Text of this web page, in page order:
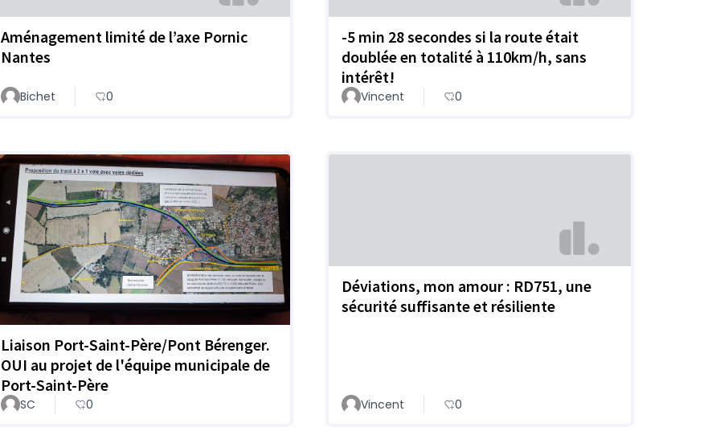
Aménagement limité de l’axe Pornic
Nantes
Bichet 0
-5 min 28 secondes si la route était
doublée en totalité à 110km/h, sans
intérêt!
Vincent 0
Liaison Port-Saint-Père/Pont Bérenger.
OUI au projet de l'équipe municipale de
Port-Saint-Père
SC 0
Déviations, mon amour : RD751, une
sécurité suffisante et résiliente
Vincent 0